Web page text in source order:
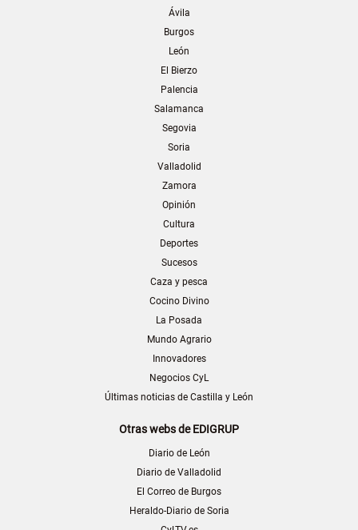
Ávila
Burgos
León
El Bierzo
Palencia
Salamanca
Segovia
Soria
Valladolid
Zamora
Opinión
Cultura
Deportes
Sucesos
Caza y pesca
Cocino Divino
La Posada
Mundo Agrario
Innovadores
Negocios CyL
Últimas noticias de Castilla y León
Otras webs de EDIGRUP
Diario de León
Diario de Valladolid
El Correo de Burgos
Heraldo-Diario de Soria